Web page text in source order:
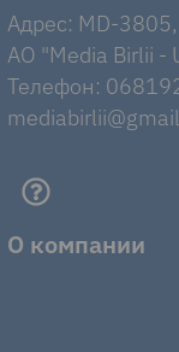
Адрес: MD-
AO "Media Birlii -
Телефон:
О компании